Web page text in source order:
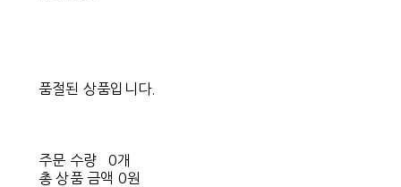
품절된 상품입니다.
주문 수량
0개
총 상품 금액 0원